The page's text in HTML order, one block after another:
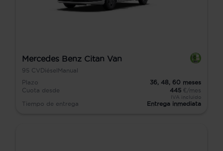
Mercedes Benz Citan Van
95 CVDiéselManual
Plazo
36, 48, 60 meses
Cuota desde
445 €/mes
IVA incluido
Tiempo de entrega Entrega inmediata